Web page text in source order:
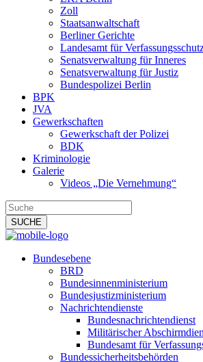
Zoll
Staatsanwaltschaft
Berliner Gerichte
Landesamt für
Senatsverwaltung für Inneres
Senatsverwaltung für Justiz
Bundespolizei Berlin
BPK
JVA
Gewerkschaften
Gewerkschaft der Polizei
BDK
Kriminologie
Galerie
Videos „Die Vernehmung“
Bundesebene
BRD
Bundesinnenministerium
Bundesjustizministerium
Nachrichtendienste
Bundesnachrichtendienst
Militärischer
Bundesamt für
Bundessicherheitsbehörden